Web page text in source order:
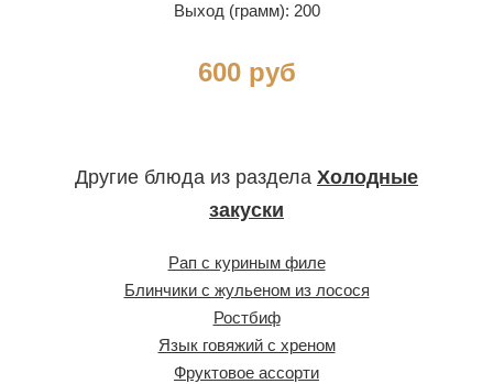
Выход (грамм): 200
600 руб
Другие блюда из раздела Холодные
закуски
Рап с куриным филе
Блинчики с жульеном из лосося
Ростбиф
Язык говяжий с хреном
Фруктовое ассорти